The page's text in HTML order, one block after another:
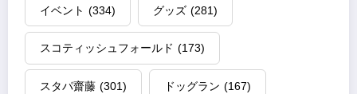
イベント (334) グッズ (281)
スコティッシュフォールド (173)
スタパ齋藤 (301) ドッグラン (167)